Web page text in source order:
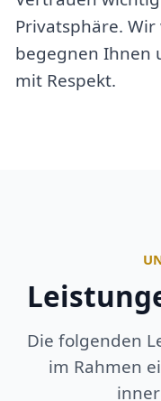
Privatsphäre. Wir
begegnen Ihnen
mit Respekt.
Die folgenden
im Rahmen